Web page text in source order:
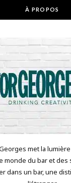
À PROPOS
met la
monde du bar et des
dans un bar, une